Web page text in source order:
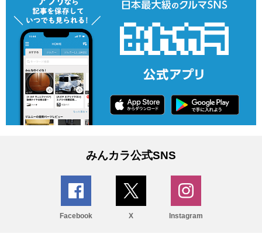
みんカラ公式SNS
Facebook X Instagram